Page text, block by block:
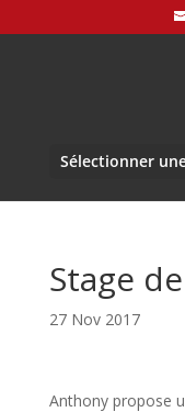
Sélectionner
Stage
27 Nov 2017
Anthony propose